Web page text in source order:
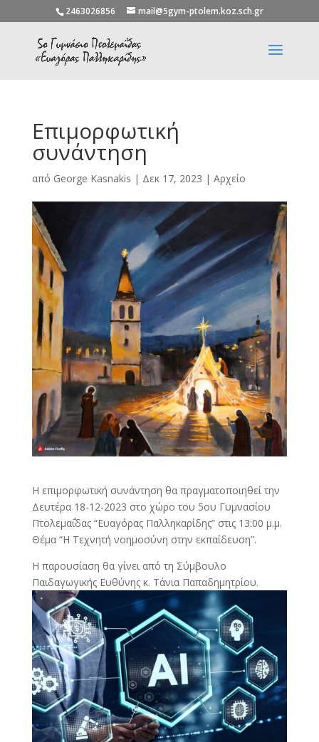
2463026856 mail@5gym-ptolem.koz.sch.gr
Επιμορφωτική
συνάντηση
από George Kasnakis | Δεκ 17, 2023 | Αρχείο
Η επιμορφωτική συνάντηση θα πραγματοποιηθεί την
Δευτέρα 18-12-2023 στο χώρο του 5ου Γυμνασίου
Πτολεμα΅΅ιδας “Ευαγόρας Παλληκαρίδης” στις 13:00 μ.μ.
Θέμα “Η Τεχνητή νοημοσύνη στην εκπαίδευση”.
Η παρουσίαση θα γίνει από τη Σύμβουλο
Παιδαγωγικής Ευθύνης κ. Τάνια Παπαδημητρίου.